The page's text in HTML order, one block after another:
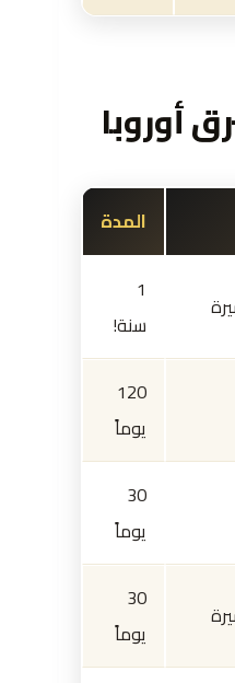
أوروبا
المدة
1
سنة!
120
يوماً
30
يوماً
30
يوماً